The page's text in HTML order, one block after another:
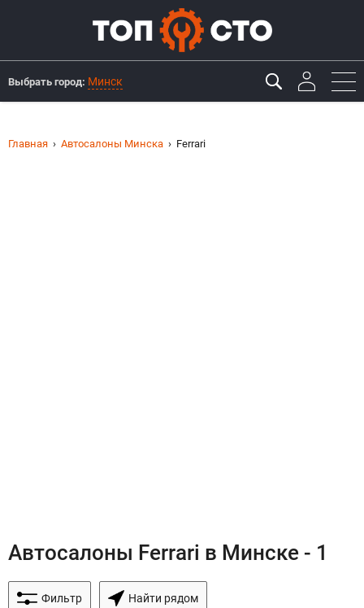
Выбрать город: Минск
Главная Автосалоны Минска Ferrari
Автосалоны Ferrari в Минске - 1
Фильтр Найти рядом